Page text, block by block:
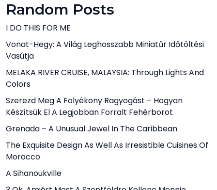
Random Posts
I DO THIS FOR ME
Vonat-Hegy: A Világ Leghosszabb Miniatűr Időtöltési
Vasútja
MELAKA RIVER CRUISE, MALAYSIA: Through Lights And
Colors
Szerezd Meg A Folyékony Ragyogást – Hogyan
Készítsük El A Legjobban Forralt Fehérborot
Grenada – A Unusual Jewel In The Caribbean
The Exquisite Design As Well As Irresistible Cuisines Of
Morocco
A Sihanoukville